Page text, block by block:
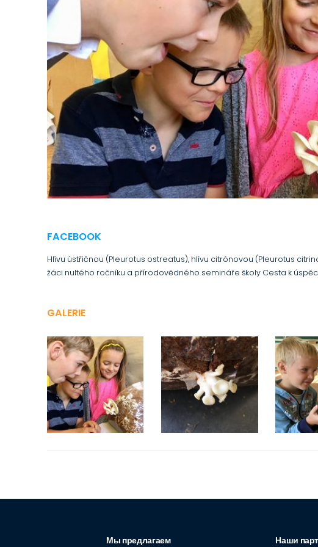
FACEBOOK
Hlívu ústřičnou (Pleurotus ostreatus), hlívu citrónovou (Pleurotus
žáci nultého ročníku a přírodovědného semináře školy Cesta k
GALERIE
Мы предлагаем Наши